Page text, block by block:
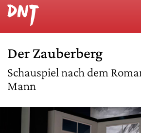
Der Zauberberg
Schauspiel nach dem
Mann